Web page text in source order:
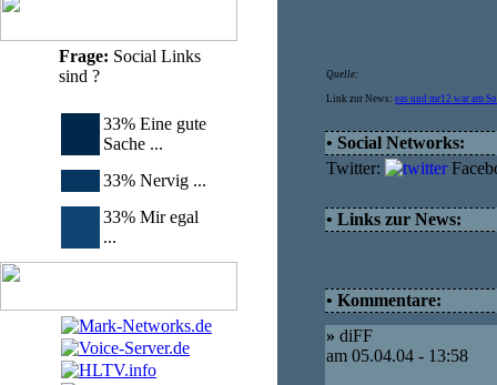
Frage: Social Links
sind ?
33% Eine gute
Sache ...
33% Nervig ...
33% Mir egal
...
Quelle:
Link zur News: eas und mr12 war am
• Social Networks:
Twitter:
• Links zur News:
• Kommentare:
» diFF
am 05.04.04 - 13:58